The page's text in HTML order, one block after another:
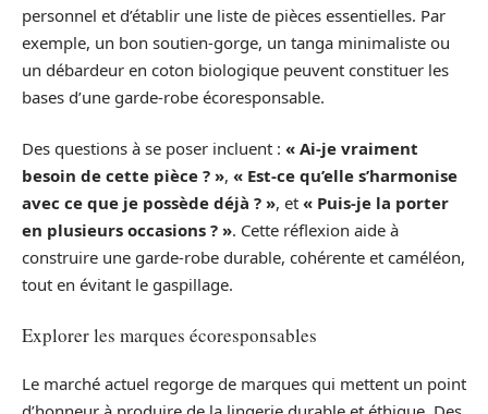
personnel et d’établir une liste de pièces essentielles. Par
exemple, un bon soutien-gorge, un tanga minimaliste ou
un débardeur en coton biologique peuvent constituer les
bases d’une garde-robe écoresponsable.
Des questions à se poser incluent : « Ai-je vraiment
besoin de cette pièce ? », « Est-ce qu’elle s’harmonise
avec ce que je possède déjà ? », et « Puis-je la porter
en plusieurs occasions ? ». Cette réflexion aide à
construire une garde-robe durable, cohérente et caméléon,
tout en évitant le gaspillage.
Explorer les marques écoresponsables
Le marché actuel regorge de marques qui mettent un point